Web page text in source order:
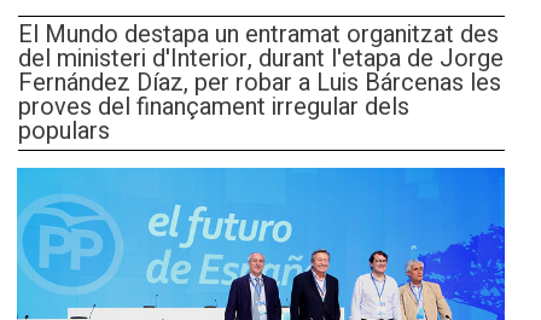
El Mundo destapa un entramat organitzat des
del ministeri d'Interior, durant l'etapa de Jorge
Fernández Díaz, per robar a Luis Bárcenas les
proves del finançament irregular dels
populars